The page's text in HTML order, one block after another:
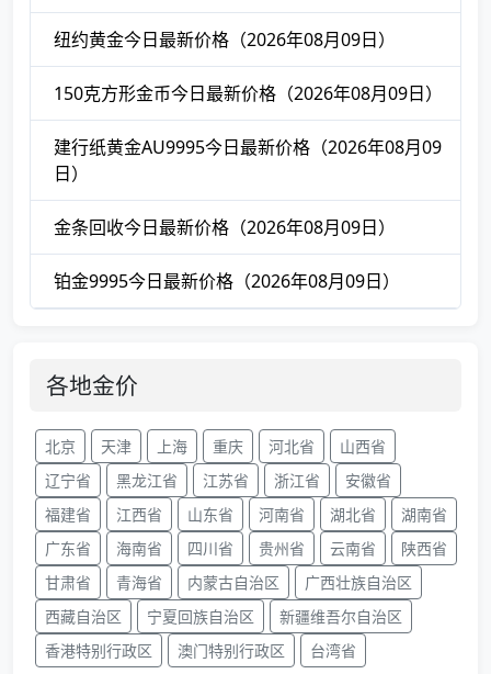
纽约黄金今日最新价格（2026年08月09日）
150克方形金币今日最新价格（2026年08月09日）
建行纸黄金AU9995今日最新价格（2026年08月09
日）
金条回收今日最新价格（2026年08月09日）
铂金9995今日最新价格（2026年08月09日）
各地金价
北京 天津 上海 重庆 河北省
山西省
辽宁省
黑龙江省 江苏省 浙江省
安徽省
福建省
江西省 山东省 河南省 湖北省
湖南省
广东省
海南省 四川省 贵州省 云南省
陕西省
甘肃省
青海省 内蒙古自治区
广西壮族自治区
西藏自治区
宁夏回族自治区
新疆维吾尔自治区
香港特别行政区
澳门特别行政区 台湾省